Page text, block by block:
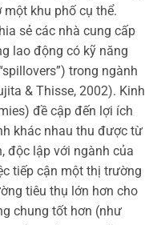
khu phố cụ thể.
sẻ các nhà cung cấp
lao động có kỹ năng
trong ngành
& Thisse, 2002). Kinh
đề cập đến lợi ích
khác nhau thu được từ
độc lập với ngành của
tiếp cận một thị trường
tiêu thụ lớn hơn cho
chung tốt hơn (như